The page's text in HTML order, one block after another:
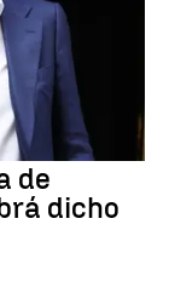
de
dicho